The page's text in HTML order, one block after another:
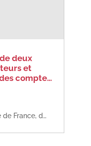
deux
et
compte…
Bibliothèque nationale de France, département Droit, économie, politique, F-21228 (86)